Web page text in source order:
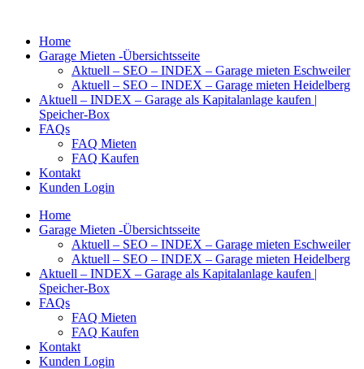
springenHome
Garage Mieten -Übersichtsseite
Aktuell – SEO – INDEX – Garage mieten Eschweiler
Aktuell – SEO – INDEX – Garage mieten Heidelberg
Aktuell – INDEX – Garage als Kapitalanlage kaufen |
Speicher-Box
FAQs
FAQ Mieten
FAQ Kaufen
Kontakt
Kunden Login
Home
Garage Mieten -Übersichtsseite
Aktuell – SEO – INDEX – Garage mieten Eschweiler
Aktuell – SEO – INDEX – Garage mieten Heidelberg
Aktuell – INDEX – Garage als Kapitalanlage kaufen |
Speicher-Box
FAQs
FAQ Mieten
FAQ Kaufen
Kontakt
Kunden Login